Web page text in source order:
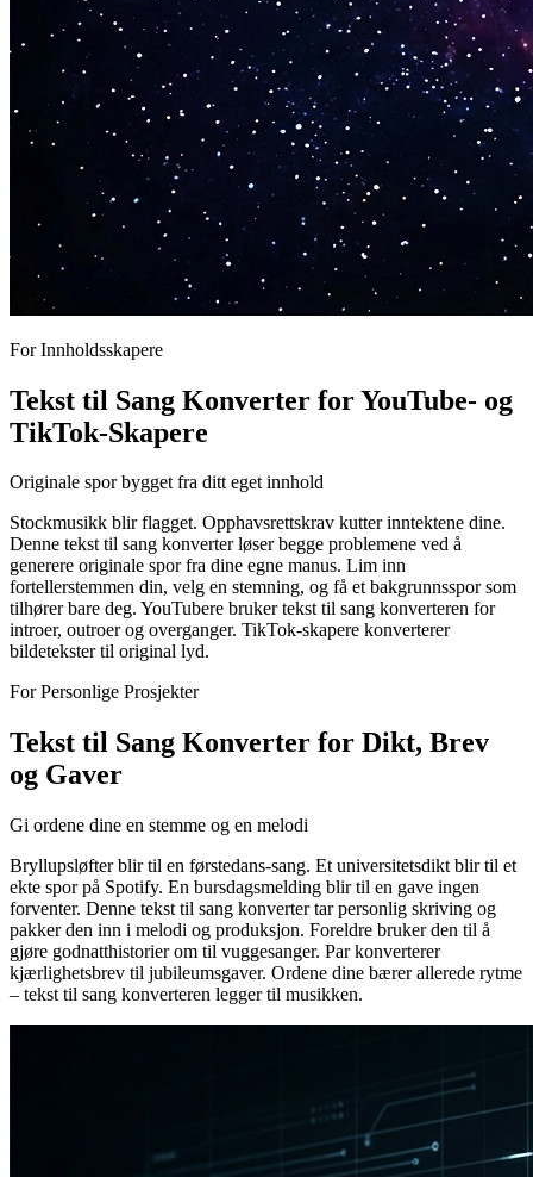
For Innholdsskapere
Tekst til Sang Konverter for YouTube- og
TikTok-Skapere
Originale spor bygget fra ditt eget innhold
Stockmusikk blir flagget. Opphavsrettskrav kutter inntektene dine.
Denne tekst til sang konverter løser begge problemene ved å
generere originale spor fra dine egne manus. Lim inn
fortellerstemmen din, velg en stemning, og få et bakgrunnsspor som
tilhører bare deg. YouTubere bruker tekst til sang konverteren for
introer, outroer og overganger. TikTok-skapere konverterer
bildetekster til original lyd.
For Personlige Prosjekter
Tekst til Sang Konverter for Dikt, Brev
og Gaver
Gi ordene dine en stemme og en melodi
Bryllupsløfter blir til en førstedans-sang. Et universitetsdikt blir til et
ekte spor på Spotify. En bursdagsmelding blir til en gave ingen
forventer. Denne tekst til sang konverter tar personlig skriving og
pakker den inn i melodi og produksjon. Foreldre bruker den til å
gjøre godnatthistorier om til vuggesanger. Par konverterer
kjærlighetsbrev til jubileumsgaver. Ordene dine bærer allerede rytme
– tekst til sang konverteren legger til musikken.